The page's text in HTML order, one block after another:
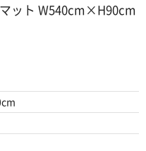
ット W540cm×H90cm